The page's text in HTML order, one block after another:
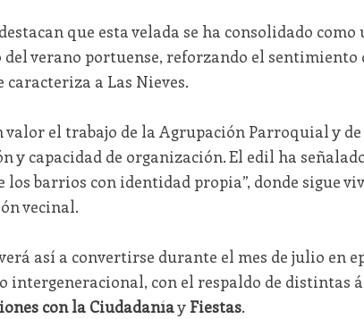
que esta velada se ha consolidado como
del verano portuense, reforzando el sentimiento
a Las Nieves.
valor el trabajo de la Agrupación Parroquial y de
y capacidad de organización. El edil ha
los barrios con identidad propia”, donde sigue
vecinal.
así a convertirse durante el mes de julio en
intergeneracional, con el respaldo de distintas
con la Ciudadaníay Fiestas.